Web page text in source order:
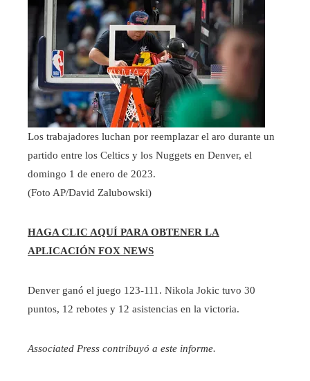
Los trabajadores luchan por reemplazar el aro durante un
partido entre los Celtics y los Nuggets en Denver, el
domingo 1 de enero de 2023.
(Foto AP/David Zalubowski)
HAGA CLIC AQUÍ PARA OBTENER LA
APLICACIÓN FOX NEWS
Denver ganó el juego 123-111. Nikola Jokic tuvo 30
puntos, 12 rebotes y 12 asistencias en la victoria.
Associated Press contribuyó a este informe.